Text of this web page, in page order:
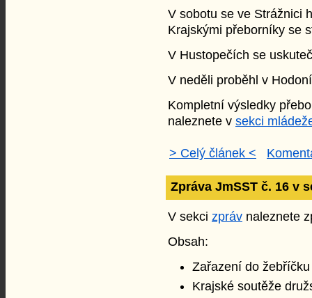
V sobotu se ve Strážnici
Krajskými přeborníky se
V Hustopečích se
V neděli proběhl v
Kompletní výsledky
naleznete v sekci
> Celý článek <
Zpráva JmSST č. 16 v
V sekci zpráv naleznete
Obsah:
Zařazení do
Krajské soutěže